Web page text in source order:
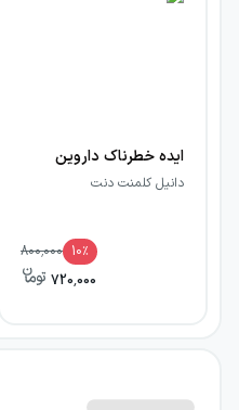
ایده خطرناک داروین
دانیل کلمنت دنت
800,000 10٪
720,000